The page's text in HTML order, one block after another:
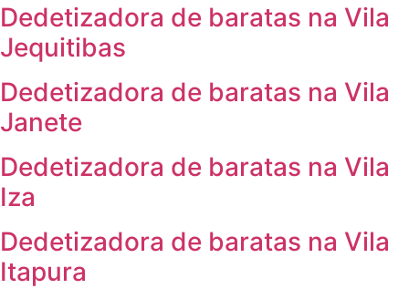
Dedetizadora de baratas na Vila
Jequitibas
Dedetizadora de baratas na Vila
Janete
Dedetizadora de baratas na Vila
Iza
Dedetizadora de baratas na Vila
Itapura